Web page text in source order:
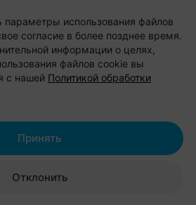
без
5 рублей.
район, район д.
использования файлов
согласие в более позднее время.
информации о целях,
файлов cookie вы
с нашей Политикой обработки
Отклонить
Принять